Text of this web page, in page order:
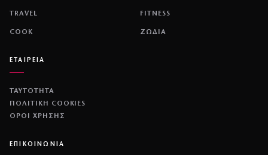
TRAVEL FITNESS
COOK ΖΩΔΙΑ
ΕΤΑΙΡΕΙΑ
ΤΑΥΤΟΤΗΤΑ
ΠΟΛΙΤΙΚΉ COOKIES
ΌΡΟΙ ΧΡΉΣΗΣ
ΕΠΙΚΟΙΝΩΝΙΑ